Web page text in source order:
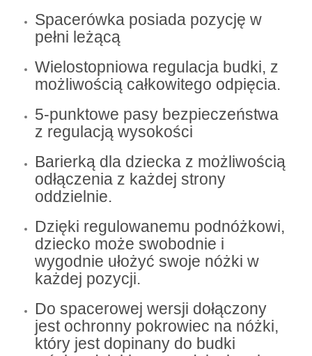
Spacerówka posiada pozycję w
pełni leżącą
Wielostopniowa regulacja budki, z
możliwością całkowitego odpięcia.
5-punktowe pasy bezpieczeństwa
z regulacją wysokości
Barierką dla dziecka z możliwością
odłączenia z każdej strony
oddzielnie.
Dzięki regulowanemu podnóżkowi,
dziecko może swobodnie i
wygodnie ułożyć swoje nóżki w
każdej pozycji.
Do spacerowej wersji dołączony
jest ochronny pokrowiec na nóżki,
który jest dopinany do budki